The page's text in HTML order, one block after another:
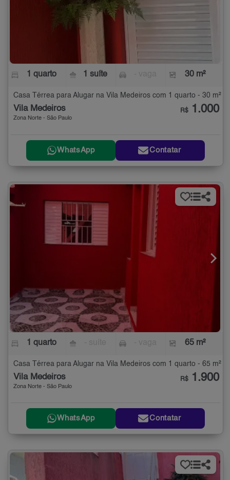
1 quarto 1 suíte 30 m²
Casa Térrea para Alugar na Vila Medeiros com 1 quarto - 30 m²
Vila Medeiros
Zona Norte - São Paulo
R$ 1.000
WhatsApp Contatar
1 quarto 65 m²
Casa Térrea para Alugar na Vila Medeiros com 1 quarto - 65 m²
Vila Medeiros
Zona Norte - São Paulo
R$ 1.900
WhatsApp Contatar